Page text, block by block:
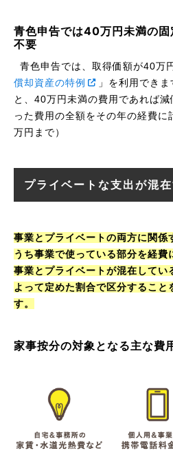
青色申告では40万円未満の
不要
青色申告では、取得価額が40万
償却資産の特例
」を利用でき
と、40万円未満の費用であれば
った費用の全額をその年の経費
万円まで）
プライベートな支出が混
事業とプライベートの両方に関係
うち事業で使っている部分を経費
事業とプライベートが混在してい
よって定めた割合で区分すること
す。
家事按分の対象となる主な費